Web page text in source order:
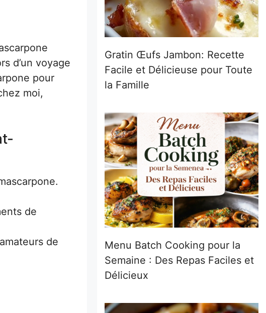
d’un voyage
pour
moi,
de
de
Gratin Œufs Jambon: Recette
Facile et Délicieuse pour Toute
la Famille
Menu Batch Cooking pour la
Semaine : Des Repas Faciles et
Délicieux